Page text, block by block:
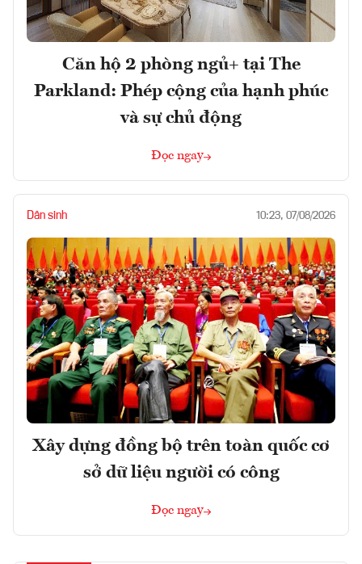
Căn hộ 2 phòng ngủ+ tại The
Parkland: Phép cộng của hạnh phúc
và sự chủ động
Đọc ngay
Dân sinh 10:23, 07/08/2026
Xây dựng đồng bộ trên toàn quốc cơ
sở dữ liệu người có công
Đọc ngay